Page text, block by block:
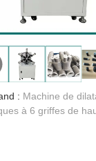
: Machine de
à 6 griffes de